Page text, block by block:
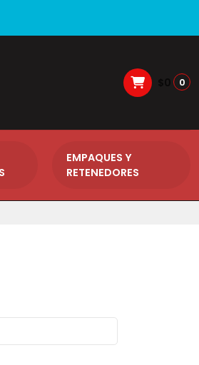
0
EMPAQUES Y
RETENEDORES